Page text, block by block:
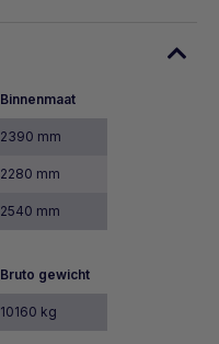
Binnenmaat
2390 mm
2280 mm
2540 mm
Bruto gewicht
10160 kg